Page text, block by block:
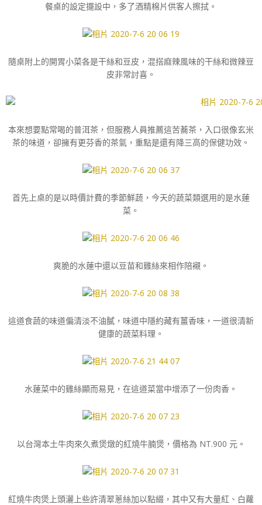
餐桌的設定擺設中，多了酒精棉片供客人擦拭。
隨桌附上的開胃小菜各是干絲和豆皮，混搭麻辣風味的干絲和微辣豆
皮非常討喜。
本來想要點常喝的普洱茶，但服務人員推薦這苦蕎茶，入口很像玄米
茶的味道，卻擁有更芬香的茶氣，重點是還有降三高的保健功效。
首先上桌的是以時價計費的季節鮮蔬，今天的蔬菜類選用的是水蓮
菜。
爽脆的水蓮中還以豆苗和雞絲來相作陪襯。
這道食蔬的味道偏清淡不油膩，味道中隱約藏有薑香味，一道很清新
健康的蔬菜料理。
水蓮菜中的雞絲顯而易見，在這道菜當中增添了一份肉香。
以台灣本土牛肉來久煮煲燉的紅燒牛腩煲，價格為 NT.900 元。
紅燒牛肉煲上頭灑上些許清翠蔥絲加以點綴，其中又有大量紅、白蘿